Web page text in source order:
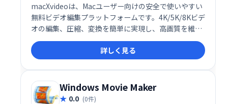
macXvideoは、Macユーザー向けの安全で使いやすい
無料ビデオ編集プラットフォームです。4K/5K/8Kビデ
オの編集、圧縮、変換を簡単に実現し、高画質を維持
したまま効率的な作業が可能です。専門知識は不要
で、初心者でも手軽に高品質な動画制作を楽しめま
す。品質低下などの心配もなく、スムーズな編集作業
で、費用をかけずに動画制作を可能にします。
詳しく見る
Windows Movie Maker
0.0 (0件)